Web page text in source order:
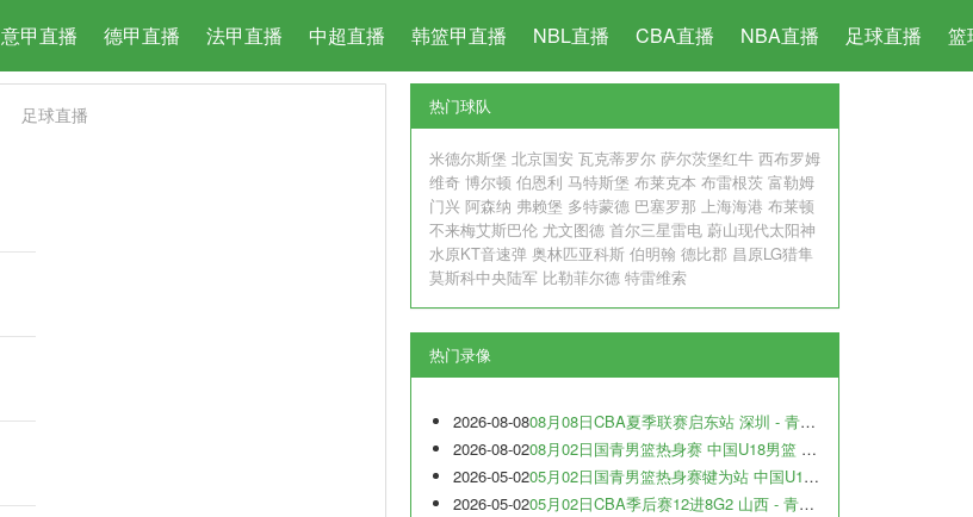
意甲直播 德甲直播 法甲直播 中超直播 韩篮甲直播 NBL直播 CBA直播 NBA直播 足球直播 篮
足球直播 热门球队
米德尔斯堡 北京国安 瓦克蒂罗尔 萨尔茨堡红牛 西布罗姆
维奇 博尔顿 伯恩利 马特斯堡 布莱克本 布雷根茨 富勒姆
门兴 阿森纳 弗赖堡 多特蒙德 巴塞罗那 上海海港 布莱顿
不来梅艾斯巴伦 尤文图德 首尔三星雷电 蔚山现代太阳神
水原KT音速弹 奥林匹亚科斯 伯明翰 德比郡 昌原LG猎隼
莫斯科中央陆军 比勒菲尔德 特雷维索
热门录像
2026-08-0808月08日CBA夏季联赛启东站 深圳 - 青岛 全场录像
2026-08-0208月02日国青男篮热身赛 中国U18男篮 - 纽纳华丁闪电队 全场录像
2026-05-0205月02日国青男篮热身赛犍为站 中国U17男篮 - 犹他预科篮球队 全场录像
2026-05-0205月02日CBA季后赛12进8G2 山西 - 青岛 全场录像